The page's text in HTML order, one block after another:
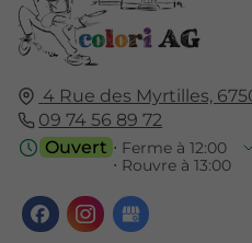
4 Rue des Myrtilles,
09 74 56 89 72
Ouvert ⋅ Ferme à 12:00
⋅ Rouvre à 13:00